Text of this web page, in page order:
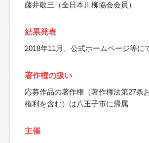
藤井敬三（全日本川柳協会会員）
結果発表
2018年11月、公式ホームページ等に
著作権の扱い
応募作品の著作権（著作権法第27条
権利を含む）は八王子市に帰属
主催